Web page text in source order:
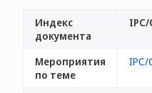
Индекс
документа
IPC/
Мероприятия
по теме
IPC/